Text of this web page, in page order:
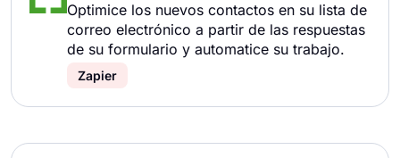
Optimice los nuevos contactos en su lista de
correo electrónico a partir de las respuestas
de su formulario y automatice su trabajo.
Zapier